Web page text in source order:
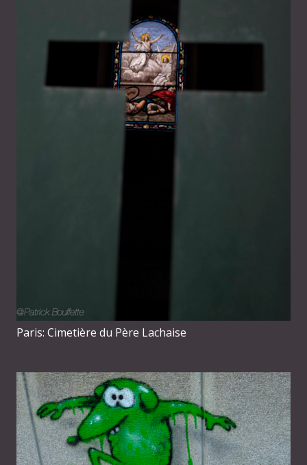
Paris: Cimetière du Père Lachaise